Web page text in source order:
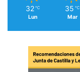
32 ℃
Lun
35 ℃
Mar